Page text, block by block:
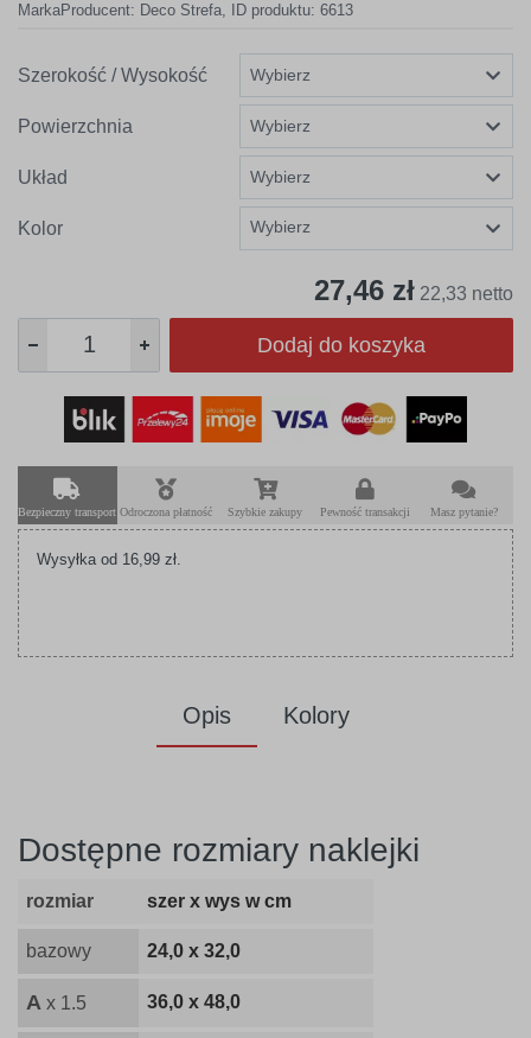
MarkaProducent: Deco Strefa, ID produktu: 6613
Szerokość / Wysokość
Powierzchnia
Układ
Kolor Wybierz
27,46 zł 22,33 netto
Dodaj do koszyka
Bezpieczny transport Odroczona płatność Szybkie zakupy Pewność transakcji Masz pytanie?
Wysyłka od 16,99 zł.
Opis Kolory
Dostępne rozmiary naklejki
rozmiar szer x wys w cm
bazowy 24,0 x 32,0
A x 1.5 36,0 x 48,0